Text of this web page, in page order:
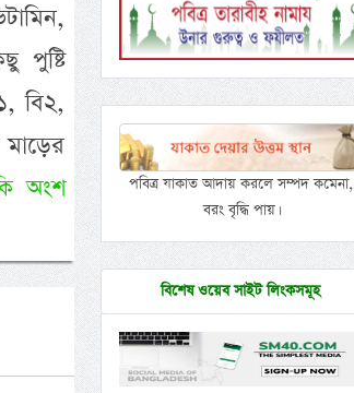
পুষ্টি
বি২,
অংশ
পবিত্র যাকাত আদায় করলে সম্পদ কমেনা,
বরং বৃদ্ধি পায়।
বিশেষ ওয়েব সাইট লিংকসমূহ